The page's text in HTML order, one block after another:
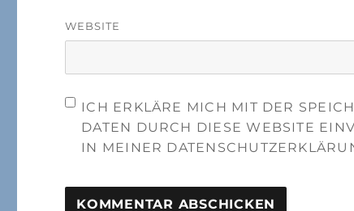
WEBSITE
ICH ERKLÄRE MICH MIT DER
DATEN DURCH DIESE WEBSITE
IN MEINER